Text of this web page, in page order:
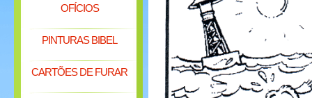
OFÍCIOS
PINTURAS BIBEL
CARTÕES DE FURAR